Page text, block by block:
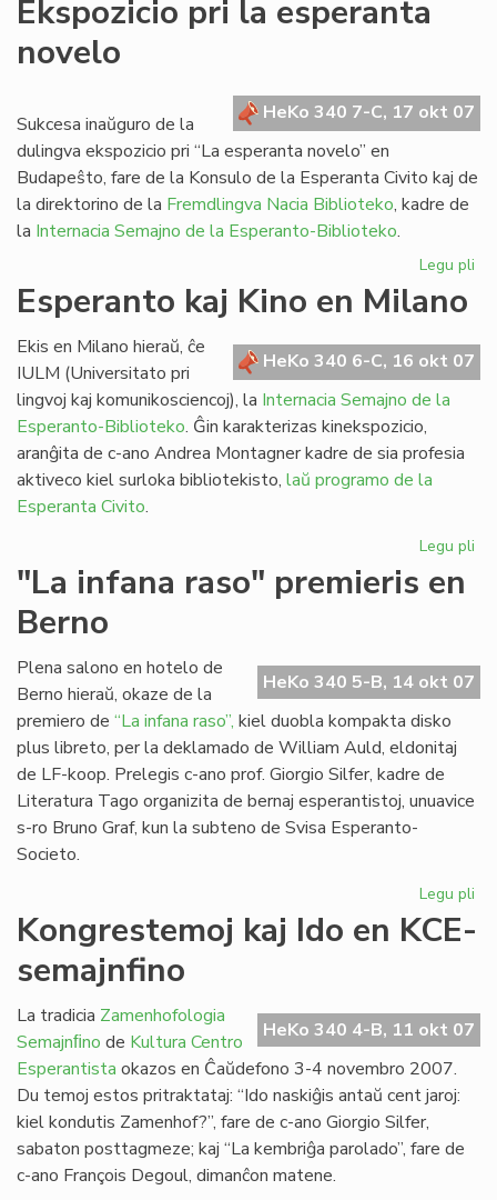
Ekspozicio pri la esperanta
novelo
HeKo 340 7-C, 17 okt 07
Sukcesa inaŭguro de la
dulingva ekspozicio pri “La esperanta novelo” en
Budapeŝto, fare de la Konsulo de la Esperanta Civito kaj de
la direktorino de la Fremdlingva Nacia Biblioteko, kadre de
la Internacia Semajno de la Esperanto-Biblioteko.
Legu pli
Esperanto kaj Kino en Milano
HeKo 340 6-C, 16 okt 07
Ekis en Milano hieraŭ, ĉe
IULM (Universitato pri
lingvoj kaj komunikosciencoj), la Internacia Semajno de la
Esperanto-Biblioteko. Ĝin karakterizas kinekspozicio,
aranĝita de c-ano Andrea Montagner kadre de sia profesia
aktiveco kiel surloka bibliotekisto, laŭ programo de la
Esperanta Civito.
Legu pli
"La infana raso" premieris en
Berno
HeKo 340 5-B, 14 okt 07
Plena salono en hotelo de
Berno hieraŭ, okaze de la
premiero de “La infana raso”, kiel duobla kompakta disko
plus libreto, per la deklamado de William Auld, eldonitaj
de LF-koop. Prelegis c-ano prof. Giorgio Silfer, kadre de
Literatura Tago organizita de bernaj esperantistoj, unuavice
s-ro Bruno Graf, kun la subteno de Svisa Esperanto-
Societo.
Legu pli
en
Kongrestemoj kaj Ido en KCE-
semajnfino
HeKo 340 4-B, 11 okt 07
La tradicia Zamenhofologia
Semajnﬁno de Kultura Centro
Esperantista okazos en Ĉaŭdefono 3-4 novembro 2007.
Du temoj estos pritraktataj: “Ido naskiĝis antaŭ cent jaroj:
kiel kondutis Zamenhof?”, fare de c-ano Giorgio Silfer,
sabaton posttagmeze; kaj “La kembriĝa parolado”, fare de
c-ano François Degoul, dimanĉon matene.